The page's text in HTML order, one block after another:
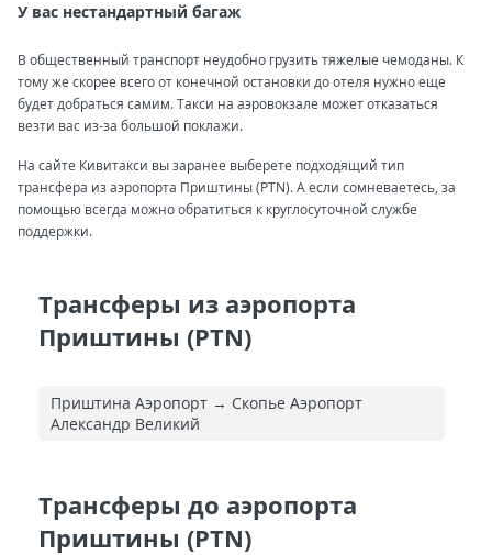
У вас нестандартный багаж
В общественный транспорт неудобно грузить тяжелые чемоданы. К
тому же скорее всего от конечной остановки до отеля нужно еще
будет добраться самим. Такси на аэровокзале может отказаться
везти вас из-за большой поклажи.
На сайте Кивитакси вы заранее выберете подходящий тип
трансфера из аэропорта Приштины (PTN). А если сомневаетесь, за
помощью всегда можно обратиться к круглосуточной службе
поддержки.
Трансферы из аэропорта
Приштины (PTN)
Приштина Аэропорт → Скопье Аэропорт
Александр Великий
Трансферы до аэропорта
Приштины (PTN)